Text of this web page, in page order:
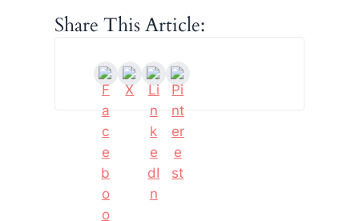
Share This Article: